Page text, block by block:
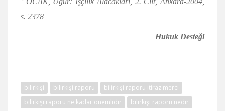
s. 2378
Hukuk Desteği
bilirkişi bilirkişi raporu
bilirkişi raporu itiraz merci
bilirkişi raporu ne kadar önemlidir
bilirkişi raporu nedir